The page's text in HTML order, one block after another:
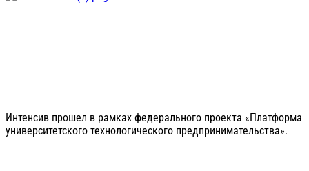
Интенсив прошел в рамках федерального проекта «Платформа
университетского технологического предпринимательства».